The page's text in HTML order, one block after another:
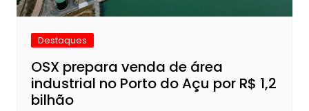
Destaques
OSX prepara venda de área
industrial no Porto do Açu por R$ 1,2
bilhão